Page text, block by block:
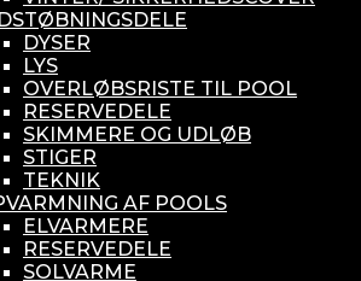
DYSER
LYS
OVERLØBSRISTE TIL POOL
RESERVEDELE
SKIMMERE OG UDLØB
STIGER
TEKNIK
AF POOLS
ELVARMERE
RESERVEDELE
SOLVARME